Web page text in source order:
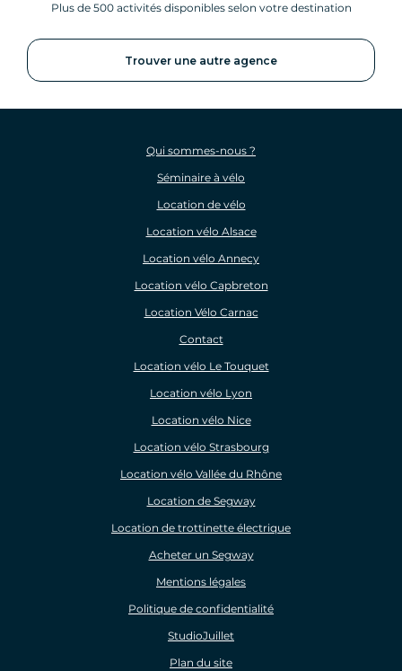
Plus de 500 activités disponibles selon votre destination
Trouver une autre agence
Qui sommes-nous ?
Séminaire à vélo
Location de vélo
Location vélo Alsace
Location vélo Annecy
Location vélo Capbreton
Location Vélo Carnac
Contact
Location vélo Le Touquet
Location vélo Lyon
Location vélo Nice
Location vélo Strasbourg
Location vélo Vallée du Rhône
Location de Segway
Location de trottinette électrique
Acheter un Segway
Mentions légales
Politique de confidentialité
StudioJuillet
Plan du site